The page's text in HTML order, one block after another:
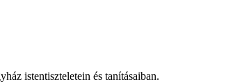
istentiszteletein és tanításaiban.